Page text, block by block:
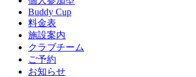
Buddy Cup
料金表
施設案内
クラブチーム
ご予約
お知らせ